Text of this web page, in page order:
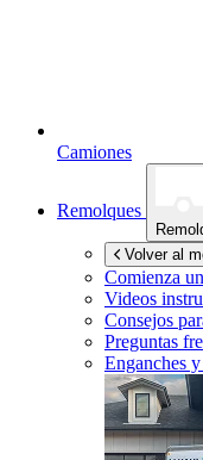
Camiones
Remolques
Volver al
Comienza
Videos
Consejos
Preguntas
Enganches